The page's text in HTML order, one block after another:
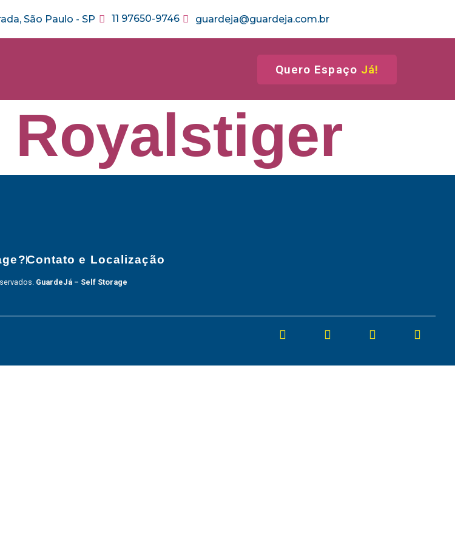
São Paulo - SP 11 97650-9746 guardeja@guardeja.com.br
Quero Espaço Já!
Royalstiger
Contato e Localização
GuardeJá – Self Storage